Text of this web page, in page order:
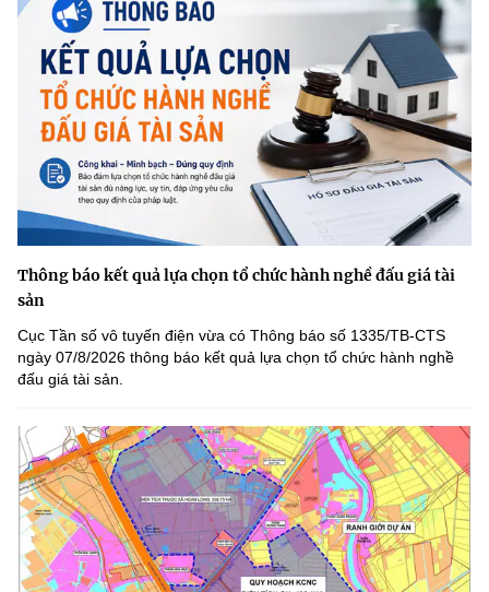
Thông báo kết quả lựa chọn tổ chức hành nghề đấu giá tài
sản
Cục Tần số vô tuyến điện vừa có Thông báo số 1335/TB-CTS
ngày 07/8/2026 thông báo kết quả lựa chọn tổ chức hành nghề
đấu giá tài sản.